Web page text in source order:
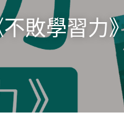
敗學習力